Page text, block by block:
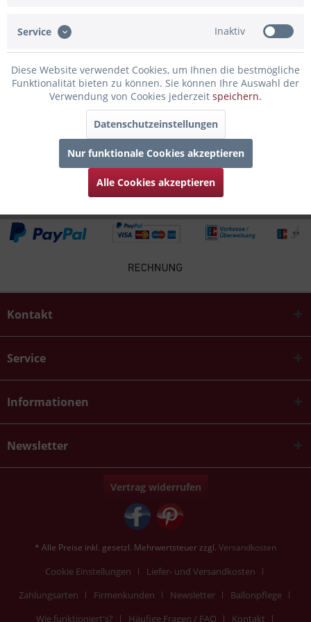
Bewertungen lesen, schreiben und diskutieren...mehr
Infos zum Hersteller
Folgende Infos zum Hersteller sind verfübar......
4
Kontakt
Service
Informationen
Newsletter
Vertrag widerrufen
* Alle Preise inkl. gesetzl. Mehrwertsteuer zzgl. Versandkosten
Cookie Einstellungen
Liefer- und Versandkosten
Zahlungsarten
Firmenkunden Newsletter
Ballonpflege
Wie funktioniert's?
Häufige Fragen / FAQ Kontakt
Service Inaktiv
Diese Website verwendet Cookies, um Ihnen die bestmögliche
Funktionalität bieten zu können. Sie können Ihre Auswahl der
Verwendung von Cookies jederzeit speichern.
Datenschutzeinstellungen
Nur funktionale Cookies akzeptieren
Alle Cookies akzeptieren